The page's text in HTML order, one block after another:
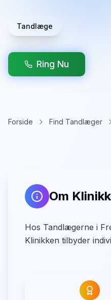
Tandlæge
Ring Nu
Forside Find Tandlæger
Om
Hos Tandlægerne i
Klinikken tilbyder